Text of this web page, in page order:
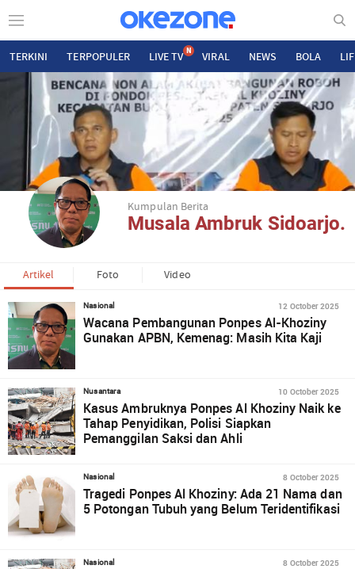
TERKINI TERPOPULER LIVE TV N VIRAL NEWS BOLA
Kumpulan Berita
Musala Ambruk Sidoarjo.
Artikel Foto Video
Nasional 12 October 2025
Wacana Pembangunan Ponpes Al-Khoziny
Gunakan APBN, Kemenag: Masih Kita Kaji
Nusantara 10 October 2025
Kasus Ambruknya Ponpes Al Khoziny Naik ke
Tahap Penyidikan, Polisi Siapkan
Pemanggilan Saksi dan Ahli
Nasional 8 October 2025
Tragedi Ponpes Al Khoziny: Ada 21 Nama dan
5 Potongan Tubuh yang Belum Teridentifikasi
Nasional 8 October 2025